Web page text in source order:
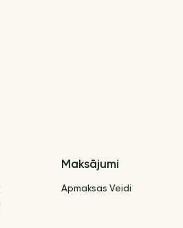
Maksājumi
Apmaksas Veidi